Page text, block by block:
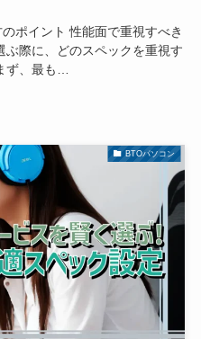
ポイント 性能面で重視すべき
際に、どのスペックを重視す
ず、最も…
BTOパソコン